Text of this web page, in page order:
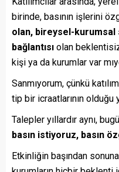
birinde, basının işlerini
olan, bireysel-
bağlantısı olan
kişi ya da kurumlar var
Sanmıyorum, çünkü
tip bir icraatlarının
Talepler yıllardır aynı,
basın istiyoruz, basın
Etkinliğin başından